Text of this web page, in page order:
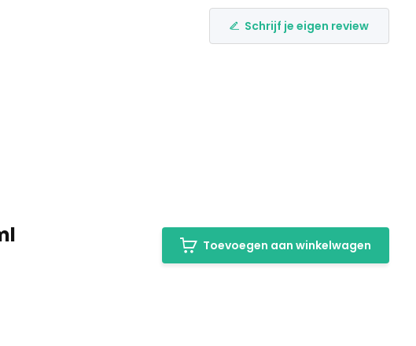
Schrijf je eigen review
Toevoegen aan winkelwagen